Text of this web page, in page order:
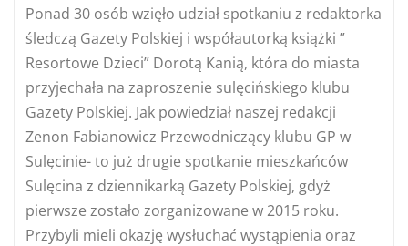
Ponad 30 osób wzięło udział spotkaniu z redaktorka
śledczą Gazety Polskiej i współautorką książki ”
Resortowe Dzieci” Dorotą Kanią, która do miasta
przyjechała na zaproszenie sulęcińskiego klubu
Gazety Polskiej. Jak powiedział naszej redakcji
Zenon Fabianowicz Przewodniczący klubu GP w
Sulęcinie- to już drugie spotkanie mieszkańców
Sulęcina z dziennikarką Gazety Polskiej, gdyż
pierwsze zostało zorganizowane w 2015 roku.
Przybyli mieli okazję wysłuchać wystąpienia oraz